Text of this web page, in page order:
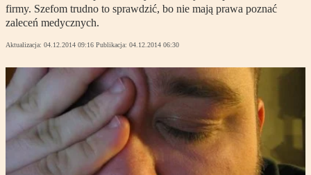
firmy. Szefom trudno to sprawdzić, bo nie mają prawa poznać
zaleceń medycznych.
Aktualizacja: 04.12.2014 09:16 Publikacja: 04.12.2014 06:30